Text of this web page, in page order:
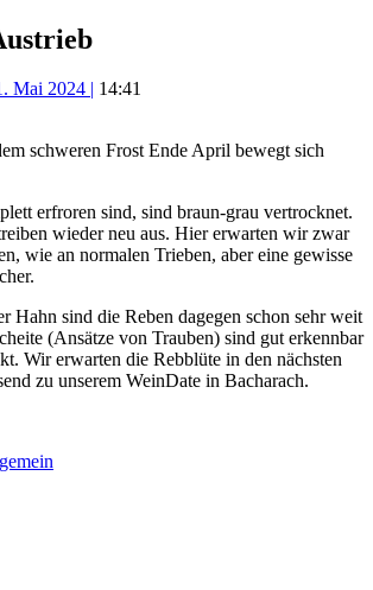
Mai 2024 | 14:41
schweren Frost Ende April bewegt sich
erfroren sind, sind braun-grau vertrocknet.
wieder neu aus. Hier erwarten wir zwar
wie an normalen Trieben, aber eine gewisse
Hahn sind die Reben dagegen schon sehr weit
(Ansätze von Trauben) sind gut erkennbar
Wir erwarten die Rebblüte in den nächsten
zu unserem WeinDate in Bacharach.